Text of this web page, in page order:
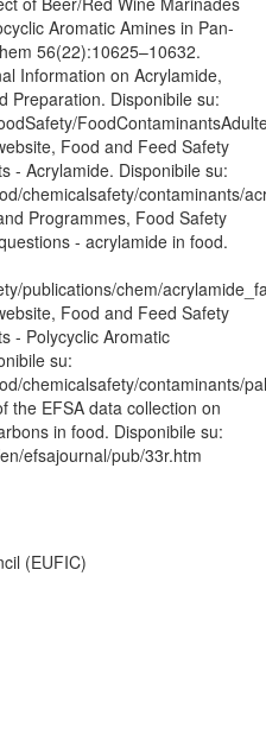
Aromatic Amines in Pan-
56(22):10625–10632.
Information on Acrylamide,
Preparation. Disponibile su:
Food and Feed Safety
- Acrylamide. Disponibile su:
chemicalsafety/contaminants/
Programmes, Food Safety
- acrylamide in food.
publications/chem/
Food and Feed Safety
- Polycyclic Aromatic
su:
chemicalsafety/contaminants/
the EFSA data collection on
in food. Disponibile su:
efsajournal/pub/33r.htm
(EUFIC)